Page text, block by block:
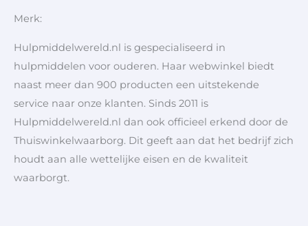
Merk:
Hulpmiddelwereld.nl is gespecialiseerd in
hulpmiddelen voor ouderen. Haar webwinkel biedt
naast meer dan 900 producten een uitstekende
service naar onze klanten. Sinds 2011 is
Hulpmiddelwereld.nl dan ook officieel erkend door de
Thuiswinkelwaarborg. Dit geeft aan dat het bedrijf zich
houdt aan alle wettelijke eisen en de kwaliteit
waarborgt.